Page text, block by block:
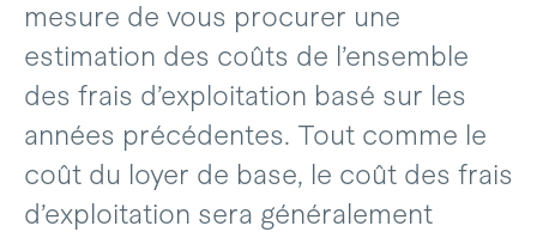
mesure de vous procurer une
estimation des coûts de l’ensemble
des frais d’exploitation basé sur les
années précédentes. Tout comme le
coût du loyer de base, le coût des frais
d’exploitation sera généralement